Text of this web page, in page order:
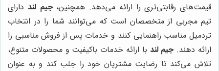
قیمت‌های رقابتی‌تری را ارائه می‌دهد. همچنین،جیم لند دارای
تیم مجربی از متخصصان است که می‌توانند شما را در انتخاب
تردمیل مناسب راهنمایی کنند و خدمات پس از فروش مناسبی را
ارائه دهند. جیم لند با ارائه خدمات باکیفیت و محصولات متنوع،
تلاش می‌کند تا رضایت مشتریان خود را جلب کند و به عنوان